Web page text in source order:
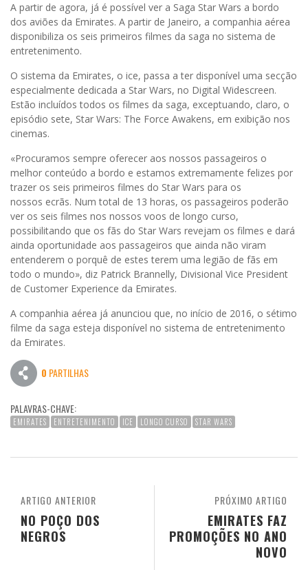
A partir de agora, já é possível ver a Saga Star Wars a bordo
dos aviões da Emirates. A partir de Janeiro, a companhia aérea
disponibiliza os seis primeiros filmes da saga no sistema de
entretenimento.
O sistema da Emirates, o ice, passa a ter disponível uma secção
especialmente dedicada a Star Wars, no Digital Widescreen.
Estão incluídos todos os filmes da saga, exceptuando, claro, o
episódio sete, Star Wars: The Force Awakens, em exibição nos
cinemas.
«Procuramos sempre oferecer aos nossos passageiros o
melhor conteúdo a bordo e estamos extremamente felizes por
trazer os seis primeiros filmes do Star Wars para os
nossos ecrãs. Num total de 13 horas, os passageiros poderão
ver os seis filmes nos nossos voos de longo curso,
possibilitando que os fãs do Star Wars revejam os filmes e dará
ainda oportunidade aos passageiros que ainda não viram
entenderem o porquê de estes terem uma legião de fãs em
todo o mundo», diz Patrick Brannelly, Divisional Vice President
de Customer Experience da Emirates.
A companhia aérea já anunciou que, no início de 2016, o sétimo
filme da saga esteja disponível no sistema de entretenimento
da Emirates.
0 PARTILHAS
PALAVRAS-CHAVE:
EMIRATES ENTRETENIMENTO ICE LONGO CURSO STAR WARS
PRÓXIMO ARTIGO
EMIRATES FAZ
PROMOÇÕES NO ANO
NOVO
ARTIGO ANTERIOR
NO POÇO DOS
NEGROS